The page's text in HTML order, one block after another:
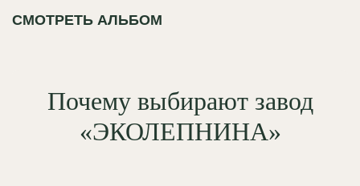
СМОТРЕТЬ АЛЬБОМ
Почему выбирают завод
«ЭКОЛЕПНИНА»